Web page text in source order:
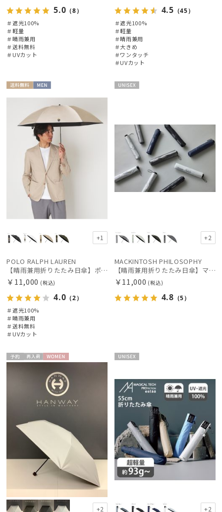
5.0 （8）
＃遮光100%
＃軽量
＃晴雨兼用
＃送料無料
＃UVカット
4.5 （45）
＃遮光100%
＃軽量
＃晴雨兼用
＃大きめ
＃ワンタッチ
＃UVカット
+1
POLO RALPH LAUREN
【晴雨兼用折りたたみ日傘】ポロ ラルフ ローレン (POLO RALPH LAUREN) ポロベア 遮光100% UVメンズ日傘 簡単開閉
￥11,000 (税込)
4.0 （2）
＃遮光100%
＃晴雨兼用
＃送料無料
＃UVカット
+2
MACKINTOSH PHILOSOPHY
【晴雨兼用折りたたみ日傘】マッキントッシュ フィロソフィー(MACKINTOSH PHILOSOPHY) バーブレラ サンプロテクトシリーズ（SUNPROTECT）無地 軽量 遮熱 遮光100 60
￥11,000 (税込)
4.8 （5）
予約 再入 WOME
N
+2 +2